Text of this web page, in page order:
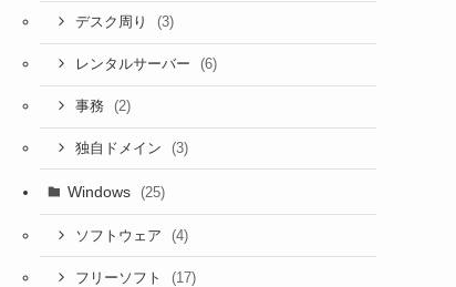
デスク周り (3)
レンタルサーバー (6)
事務 (2)
独自ドメイン (3)
Windows (25)
ソフトウェア (4)
フリーソフト (17)